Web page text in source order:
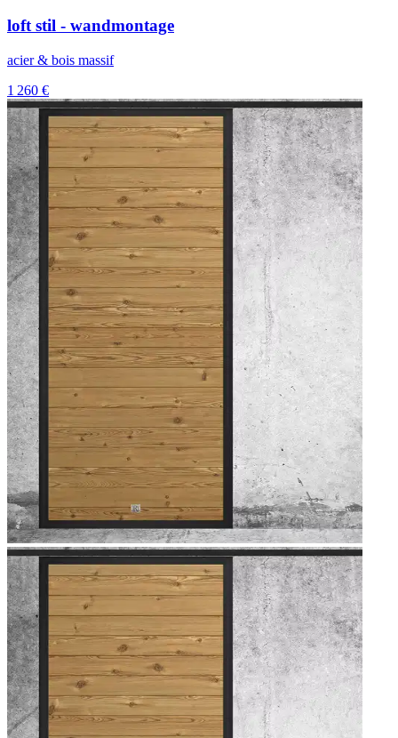
loft stil - wandmontage
acier & bois massif
1 260 €